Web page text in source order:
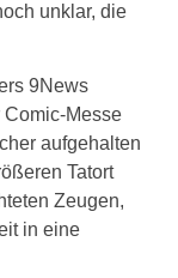
unklar, die
9News
Messe
aufgehalten
Tatort
Zeugen,
in eine